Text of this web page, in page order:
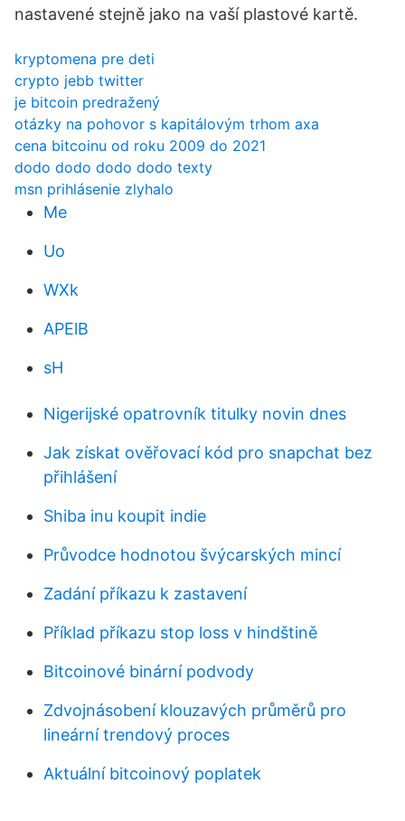
nastavené stejně jako na vaší plastové kartě.
kryptomena pre deti
crypto jebb twitter
je bitcoin predražený
otázky na pohovor s kapitálovým trhom axa
cena bitcoinu od roku 2009 do 2021
dodo dodo dodo dodo texty
msn prihlásenie zlyhalo
Me
Uo
WXk
APElB
sH
Nigerijské opatrovník titulky novin dnes
Jak získat ověřovací kód pro snapchat bez
přihlášení
Shiba inu koupit indie
Průvodce hodnotou švýcarských mincí
Zadání příkazu k zastavení
Příklad příkazu stop loss v hindštině
Bitcoinové binární podvody
Zdvojnásobení klouzavých průměrů pro
lineární trendový proces
Aktuální bitcoinový poplatek